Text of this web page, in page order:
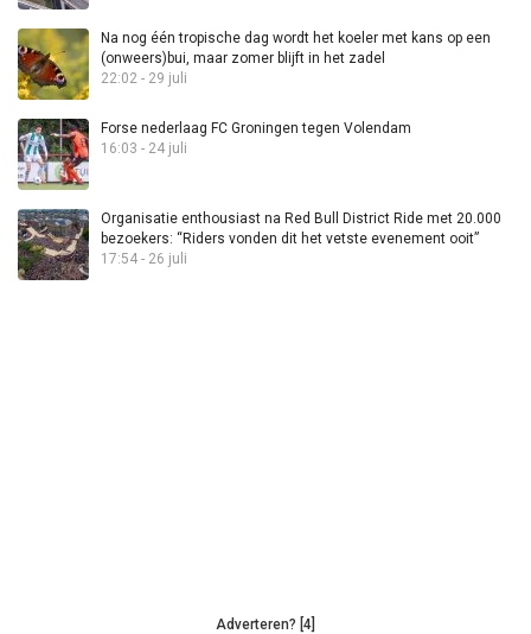
Na nog één tropische dag wordt het koeler met kans op een
(onweers)bui, maar zomer blijft in het zadel
22:02 - 29 juli
Forse nederlaag FC Groningen tegen Volendam
16:03 - 24 juli
Organisatie enthousiast na Red Bull District Ride met 20.000
bezoekers: “Riders vonden dit het vetste evenement ooit”
17:54 - 26 juli
Adverteren? [4]